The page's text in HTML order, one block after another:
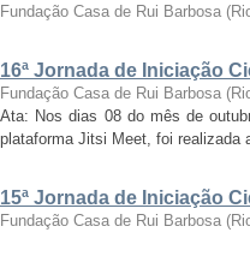
Fundação Casa de Rui Barbosa (
16ª Jornada de Iniciação
Fundação Casa de Rui Barbosa (
Ata: Nos dias 08 do mês de
plataforma Jitsi Meet, foi realizada
15ª Jornada de Iniciação
Fundação Casa de Rui Barbosa (